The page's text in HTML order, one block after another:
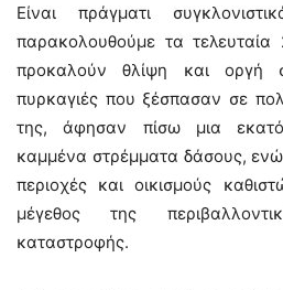
Είναι πράγματι
παρακολουθούμε τα
προκαλούν θλίψη και
πυρκαγιές που ξέσπασαν σε
της, άφησαν πίσω μια
καμμένα στρέμματα δάσους,
περιοχές και οικισμούς
μέγεθος της
καταστροφής.